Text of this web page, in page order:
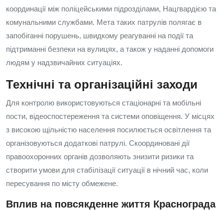
координації між поліцейськими підрозділами, Нацгвардією та
комунальними службами. Мета таких патрулів полягає в
запобіганні порушень, швидкому реагуванні на події та
підтриманні безпеки на вулицях, а також у наданні допомоги
людям у надзвичайних ситуаціях.
Технічні та організаційні заходи
Для контролю використовуються стаціонарні та мобільні
пости, відеоспостереження та системи оповіщення. У місцях
з високою щільністю населення посилюється освітлення та
організовуються додаткові патрулі. Скоординовані дії
правоохоронних органів дозволяють знизити ризики та
створити умови для стабілізації ситуації в нічний час, коли
пересування по місту обмежене.
Вплив на повсякденне життя Краснограда